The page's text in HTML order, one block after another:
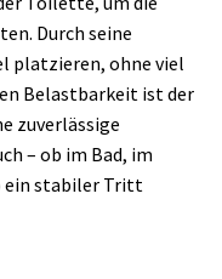
Durch seine
platzieren, ohne viel
Belastbarkeit ist der
zuverlässige
– ob im Bad, im
ein stabiler Tritt